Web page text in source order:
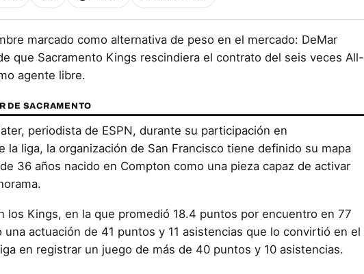
marcado como alternativa de peso en el mercado: DeMar
que Sacramento Kings rescindiera el contrato del seis veces All-
agente libre.
DE SACRAMENTO
periodista de ESPN, durante su participación en
liga, la organización de San Francisco tiene definido su mapa
36 años nacido en Compton como una pieza capaz de activar
los Kings, en la que promedió 18.4 puntos por encuentro en 77
actuación de 41 puntos y 11 asistencias que lo convirtió en el
en registrar un juego de más de 40 puntos y 10 asistencias.